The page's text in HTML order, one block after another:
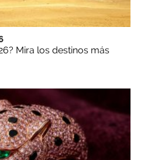
Mira los destinos más